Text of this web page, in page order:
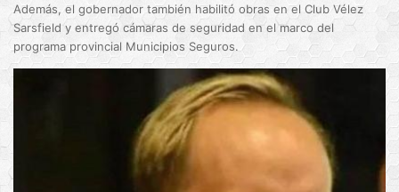
Además, el gobernador también habilitó obras en el Club Vélez
Sarsfield y entregó cámaras de seguridad en el marco del
programa provincial Municipios Seguros.